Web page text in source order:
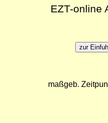
EZT-online
maßgeb.